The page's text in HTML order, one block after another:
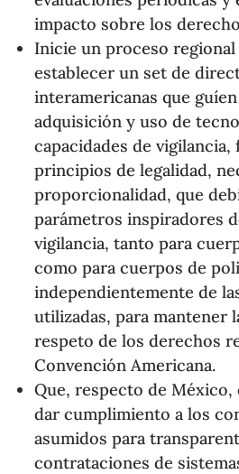
impacto sobre los
Inicie un proceso
establecer un set de
interamericanas que
adquisición y uso de
capacidades de vigilancia,
principios de legalidad,
proporcionalidad, que
parámetros inspiradores
vigilancia, tanto para
como para cuerpos de
independientemente de
utilizadas, para mantener
respeto de los derechos
Convención Americana.
Que, respecto de México,
dar cumplimiento a los
asumidos para
contrataciones de